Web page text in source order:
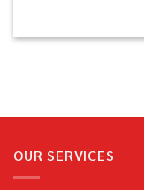
OUR SERVICES